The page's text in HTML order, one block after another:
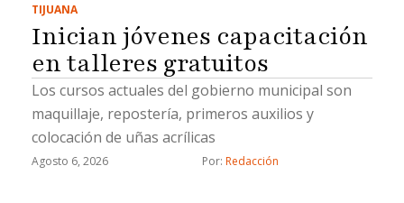
TIJUANA
Inician jóvenes capacitación
en talleres gratuitos
Los cursos actuales del gobierno municipal son
maquillaje, repostería, primeros auxilios y
colocación de uñas acrílicas
Agosto 6, 2026 Por: Redacción